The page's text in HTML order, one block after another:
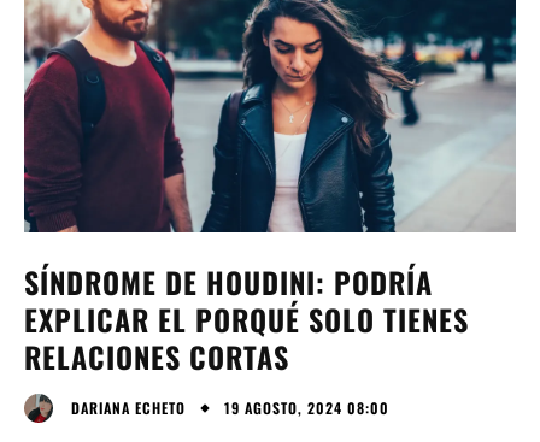
SÍNDROME DE HOUDINI: PODRÍA
EXPLICAR EL PORQUÉ SOLO TIENES
RELACIONES CORTAS
DARIANA ECHETO 19 AGOSTO, 2024 08:00